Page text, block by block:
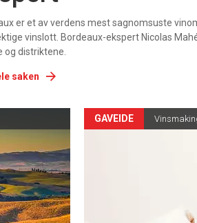
er et av verdens mest sagnomsuste
vinslott. Bordeaux-ekspert Nicolas
og distriktene.
saken
GAVEIDE